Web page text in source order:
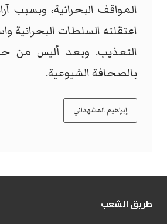
المواقف البحرانية، وبسبب
اعتقلته السلطات
التعذيب. وبعد أليس من
بالصحافة الشيوعية.
إبراهيم المشهداني
طریق الشعب